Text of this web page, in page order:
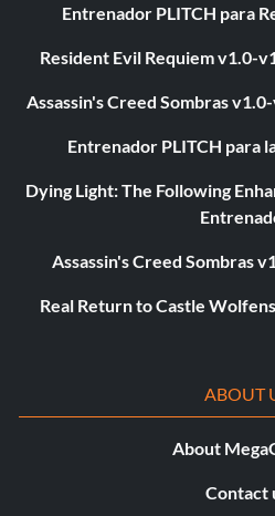
Entrenador PLITCH para
Resident Evil Requiem v1.0-
Assassin's Creed Sombras
Entrenador PLITCH para
Dying Light: The Following
Assassin's Creed Sombras
Real Return to Castle
ABOUT
About
Contact